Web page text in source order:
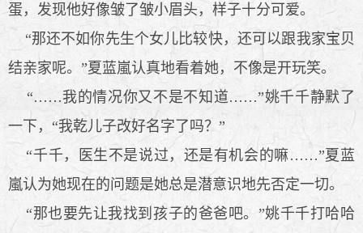
蛋，发现他好像皱了皱小眉头，样子十分可爱。
“那还不如你先生个女儿比较快，还可以跟我家宝贝
结亲家呢。”夏蓝嵐认真地看着她，不像是开玩笑。
“……我的情况你又不是不知道……”姚千千静默了
一下，“我乾儿子改好名字了吗？”
“千千，医生不是说过，还是有机会的嘛……”夏蓝
嵐认为她现在的问题是她总是潜意识地先否定一切。
“那也要先让我找到孩子的爸爸吧。”姚千千打哈哈